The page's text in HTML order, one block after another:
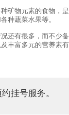
物元素的食物，
种蔬菜水果等。
有很多，而不少
丰富多元的营养素
挂号服务。